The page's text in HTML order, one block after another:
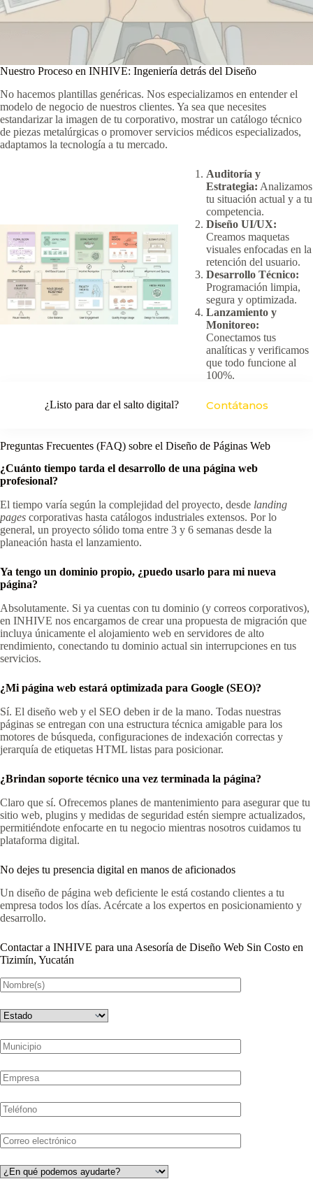
Nuestro Proceso en INHIVE: Ingeniería detrás del Diseño
No hacemos plantillas genéricas. Nos especializamos en entender el
modelo de negocio de nuestros clientes. Ya sea que necesites
estandarizar la imagen de tu corporativo, mostrar un catálogo técnico
de piezas metalúrgicas o promover servicios médicos especializados,
adaptamos la tecnología a tu mercado.
Auditoría y
Estrategia: Analizamos
tu situación actual y a tu
competencia.
Diseño UI/UX:
Creamos maquetas
visuales enfocadas en la
retención del usuario.
Desarrollo Técnico:
Programación limpia,
segura y optimizada.
Lanzamiento y
Monitoreo:
Conectamos tus
analíticas y verificamos
que todo funcione al
100%.
¿Listo para dar el salto digital? Contátanos
Preguntas Frecuentes (FAQ) sobre el Diseño de Páginas Web
¿Cuánto tiempo tarda el desarrollo de una página web
profesional?
El tiempo varía según la complejidad del proyecto, desde landing
pages corporativas hasta catálogos industriales extensos. Por lo
general, un proyecto sólido toma entre 3 y 6 semanas desde la
planeación hasta el lanzamiento.
Ya tengo un dominio propio, ¿puedo usarlo para mi nueva
página?
Absolutamente. Si ya cuentas con tu dominio (y correos corporativos),
en INHIVE nos encargamos de crear una propuesta de migración que
incluya únicamente el alojamiento web en servidores de alto
rendimiento, conectando tu dominio actual sin interrupciones en tus
servicios.
¿Mi página web estará optimizada para Google (SEO)?
Sí. El diseño web y el SEO deben ir de la mano. Todas nuestras
páginas se entregan con una estructura técnica amigable para los
motores de búsqueda, configuraciones de indexación correctas y
jerarquía de etiquetas HTML listas para posicionar.
¿Brindan soporte técnico una vez terminada la página?
Claro que sí. Ofrecemos planes de mantenimiento para asegurar que tu
sitio web, plugins y medidas de seguridad estén siempre actualizados,
permitiéndote enfocarte en tu negocio mientras nosotros cuidamos tu
plataforma digital.
No dejes tu presencia digital en manos de aficionados
Un diseño de página web deficiente le está costando clientes a tu
empresa todos los días. Acércate a los expertos en posicionamiento y
desarrollo.
Contactar a INHIVE para una Asesoría de Diseño Web Sin Costo en
Tizimín, Yucatán